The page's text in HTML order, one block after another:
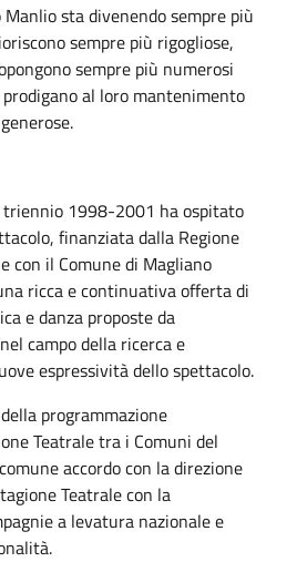
sta divenendo sempre più
sempre più rigogliose,
sempre più numerosi
al loro mantenimento
triennio 1998-2001 ha ospitato
finanziata dalla Regione
con il Comune di Magliano
ricca e continuativa offerta di
e danza proposte da
campo della ricerca e
espressività dello spettacolo.
programmazione
Teatrale tra i Comuni del
accordo con la direzione
Teatrale con la
a levatura nazionale e